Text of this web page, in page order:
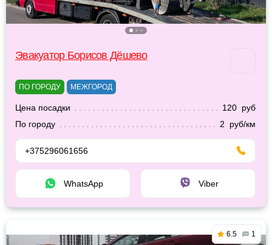
Эвакуатор Борисов Дёшево
ПО ГОРОДУ МЕЖГОРОД
Цена посадки
120 руб
По городу
2 руб/км
+375296061656
WhatsApp Viber
6.5 1